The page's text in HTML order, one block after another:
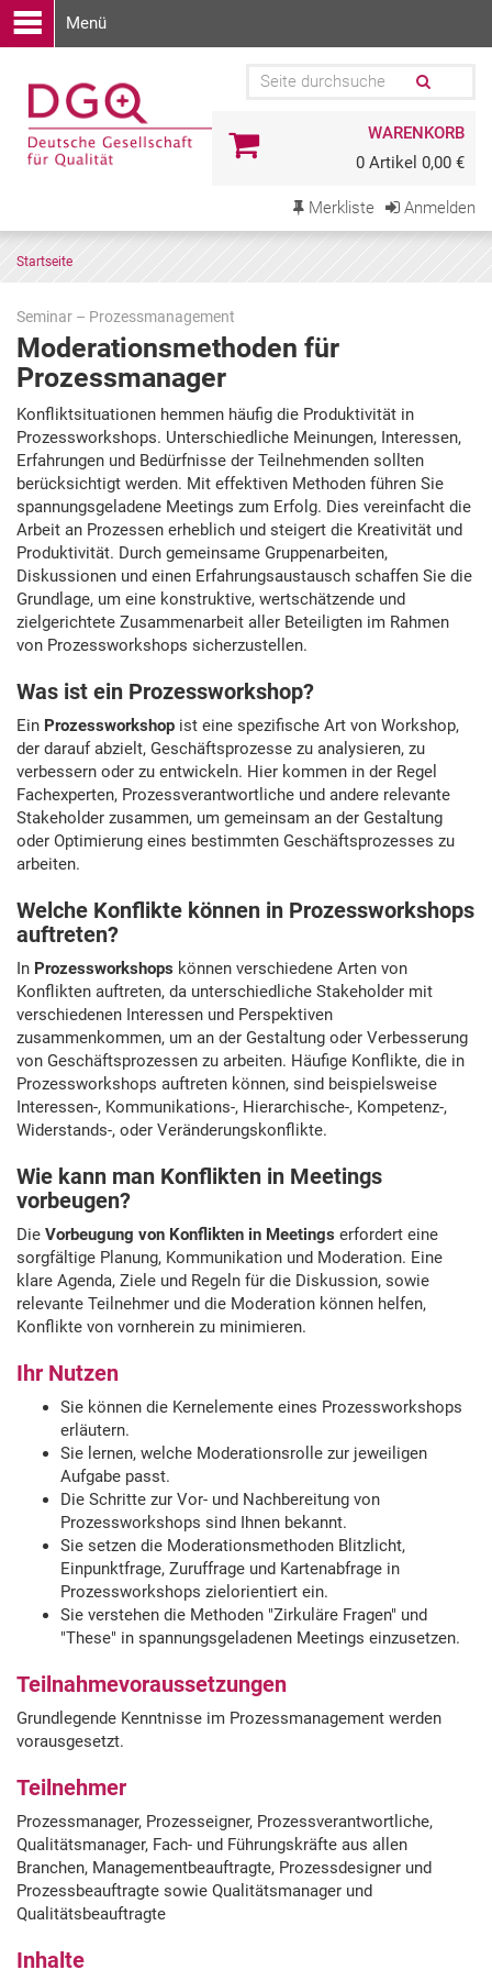
Menü
WARENKORB
0 Artikel 0,00 €
Merkliste Anmelden
Startseite
Seminar – Prozessmanagement
Moderationsmethoden für
Prozessmanager
Zu
den
Terminen
springen
Konfliktsituationen hemmen häufig die Produktivität in
Prozessworkshops. Unterschiedliche Meinungen, Interessen,
Erfahrungen und Bedürfnisse der Teilnehmenden sollten
berücksichtigt werden. Mit effektiven Methoden führen Sie
spannungsgeladene Meetings zum Erfolg. Dies vereinfacht die
Arbeit an Prozessen erheblich und steigert die Kreativität und
Produktivität. Durch gemeinsame Gruppenarbeiten,
Diskussionen und einen Erfahrungsaustausch schaffen Sie die
Grundlage, um eine konstruktive, wertschätzende und
zielgerichtete Zusammenarbeit aller Beteiligten im Rahmen
von Prozessworkshops sicherzustellen.
Was ist ein Prozessworkshop?
Ein Prozessworkshop ist eine spezifische Art von Workshop,
der darauf abzielt, Geschäftsprozesse zu analysieren, zu
verbessern oder zu entwickeln. Hier kommen in der Regel
Fachexperten, Prozessverantwortliche und andere relevante
Stakeholder zusammen, um gemeinsam an der Gestaltung
oder Optimierung eines bestimmten Geschäftsprozesses zu
arbeiten.
Welche Konflikte können in Prozessworkshops
auftreten?
In Prozessworkshops können verschiedene Arten von
Konflikten auftreten, da unterschiedliche Stakeholder mit
verschiedenen Interessen und Perspektiven
zusammenkommen, um an der Gestaltung oder Verbesserung
von Geschäftsprozessen zu arbeiten. Häufige Konflikte, die in
Prozessworkshops auftreten können, sind beispielsweise
Interessen-, Kommunikations-, Hierarchische-, Kompetenz-,
Widerstands-, oder Veränderungskonflikte.
Wie kann man Konflikten in Meetings
vorbeugen?
Die Vorbeugung von Konflikten in Meetings erfordert eine
sorgfältige Planung, Kommunikation und Moderation. Eine
klare Agenda, Ziele und Regeln für die Diskussion, sowie
relevante Teilnehmer und die Moderation können helfen,
Konflikte von vornherein zu minimieren.
Ihr Nutzen
Sie können die Kernelemente eines Prozessworkshops
erläutern.
Sie lernen, welche Moderationsrolle zur jeweiligen
Aufgabe passt.
Die Schritte zur Vor- und Nachbereitung von
Prozessworkshops sind Ihnen bekannt.
Sie setzen die Moderationsmethoden Blitzlicht,
Einpunktfrage, Zuruffrage und Kartenabfrage in
Prozessworkshops zielorientiert ein.
Sie verstehen die Methoden "Zirkuläre Fragen" und
"These" in spannungsgeladenen Meetings einzusetzen.
Teilnahmevoraussetzungen
Grundlegende Kenntnisse im Prozessmanagement werden
vorausgesetzt.
Teilnehmer
Prozessmanager, Prozesseigner, Prozessverantwortliche,
Qualitätsmanager, Fach- und Führungskräfte aus allen
Branchen, Managementbeauftragte, Prozessdesigner und
Prozessbeauftragte sowie Qualitätsmanager und
Qualitätsbeauftragte
Inhalte